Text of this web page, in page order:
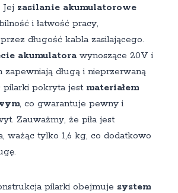
Jej zasilanie akumulatorowe
i łatwość pracy,
długość kabla zasilającego.
akumulatorawynoszące 20V i
długą i nieprzerwaną
pilarki pokryta jest materiałem
, co gwarantuje pewny i
Zauważmy, że piła jest
ważąc tylko 1,6 kg, co dodatkowo
pilarki obejmuje system